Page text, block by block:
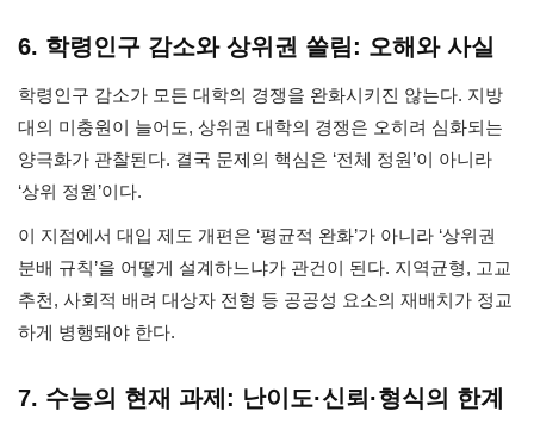
6. 학령인구 감소와 상위권 쏠림: 오해와 사실
학령인구 감소가 모든 대학의 경쟁을 완화시키진 않는다. 지방
대의 미충원이 늘어도, 상위권 대학의 경쟁은 오히려 심화되는
양극화가 관찰된다. 결국 문제의 핵심은 ‘전체 정원’이 아니라
‘상위 정원’이다.
이 지점에서 대입 제도 개편은 ‘평균적 완화’가 아니라 ‘상위권
분배 규칙’을 어떻게 설계하느냐가 관건이 된다. 지역균형, 고교
추천, 사회적 배려 대상자 전형 등 공공성 요소의 재배치가 정교
하게 병행돼야 한다.
7. 수능의 현재 과제: 난이도·신뢰·형식의 한계